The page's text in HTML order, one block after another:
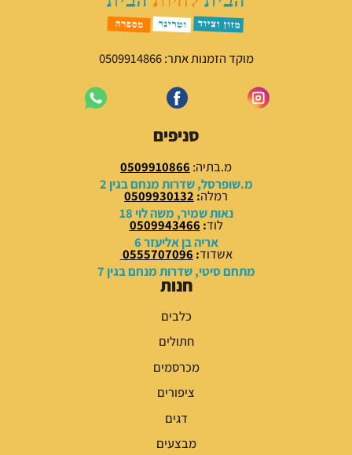
ר
י
י
:
6
.
0
0
₪
.
ח
י
ו
0
0
₪
.
מוקד הזמנות אתר: 0509914866
סניפים
מ.בתיה: 0509910866
מ.שופרסל, שדרות מנחם בגין 2
רמלה:
0509930132
נאות שמיר, משה לוי 18
לוד:
0509943466
אריה בן אליעזר 6
אשדוד:
0555707096
מתחם סיטי, שדרות מנחם בגין 7
חנות
כלבים
חתולים
מכרסמים
ציפורים
דגים
מבצעים